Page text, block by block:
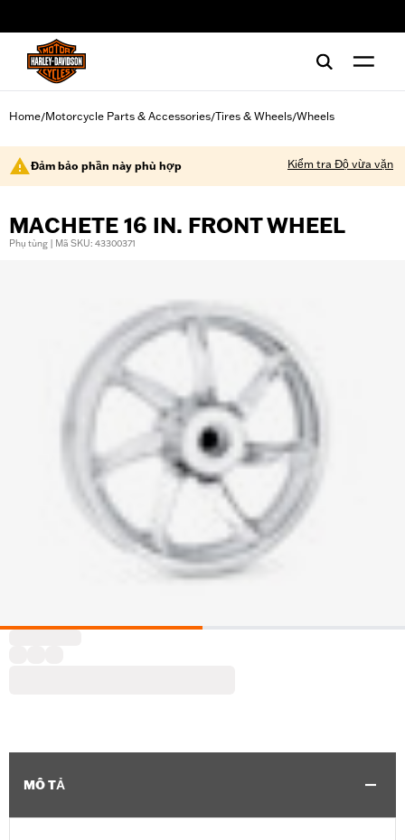
Home/Motorcycle Parts & Accessories/Tires & Wheels/Wheels
Đảm bảo phần này phù hợp Kiểm tra Độ vừa vặn
MACHETE 16 IN. FRONT WHEEL
Phụ tùng | Mã SKU: 43300371
MÔ TẢ